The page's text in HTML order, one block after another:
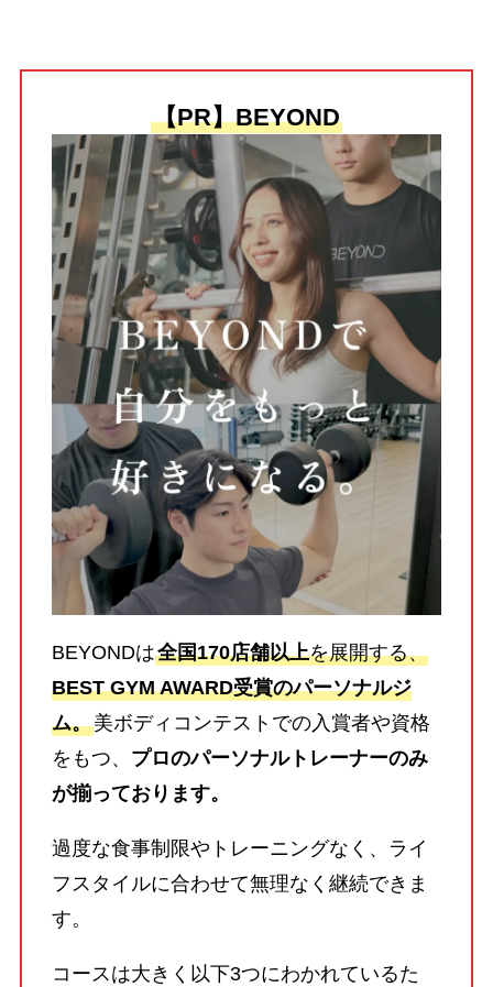
【PR】BEYOND
BEYONDは全国170店舗以上を展開する、
BEST GYM AWARD受賞のパーソナルジ
ム。美ボディコンテストでの入賞者や資格
をもつ、 プロのパーソナルトレーナーのみ
が揃っております。
過度な食事制限やトレーニングなく、ライ
フスタイルに合わせて無理なく継続できま
す。
コースは大きく以下3つにわかれているた